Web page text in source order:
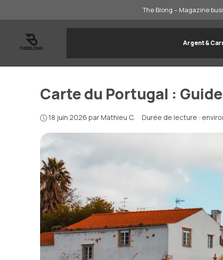
au
contenu
The Blong – Magazine
Argent &
Carte du Portugal :
18 juin 2026 parMathieu C. · Durée de lecture :